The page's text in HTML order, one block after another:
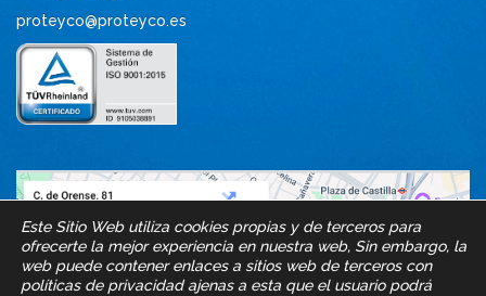
proteyco@proteyco.es
Este Sitio Web utiliza cookies propias y de terceros para
ofrecerte la mejor experiencia en nuestra web, Sin embargo, la
web puede contener enlaces a sitios web de terceros con
políticas de privacidad ajenas a esta que el usuario podrá